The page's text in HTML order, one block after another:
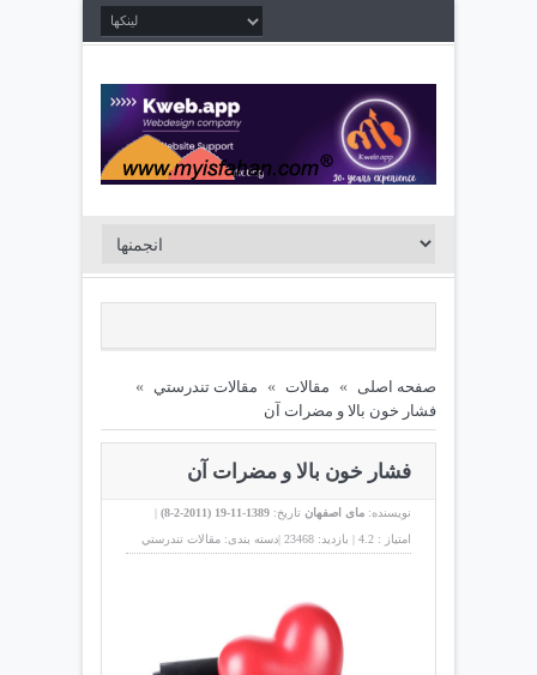
صفحه اصلی » مقالات » مقالات تندرستي »
فشار خون بالا و مضرات آن
فشار خون بالا و مضرات آن
نویسنده: مای اصفهان تاریخ: 1389-11-19 (
2011-2-8
)
|
امتیاز : 4.2
| بازدید: 23468
|دسته بندی: مقالات تندرستي